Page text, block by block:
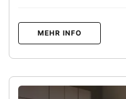
MEHR INFO